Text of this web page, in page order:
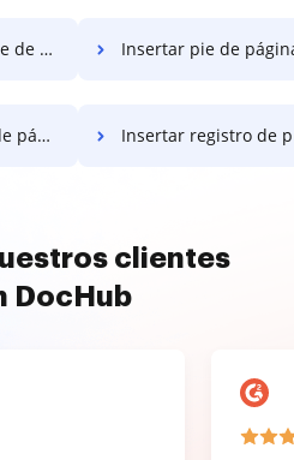
Insertar pie de página
Insertar registro de pie de
clientes
DocHub